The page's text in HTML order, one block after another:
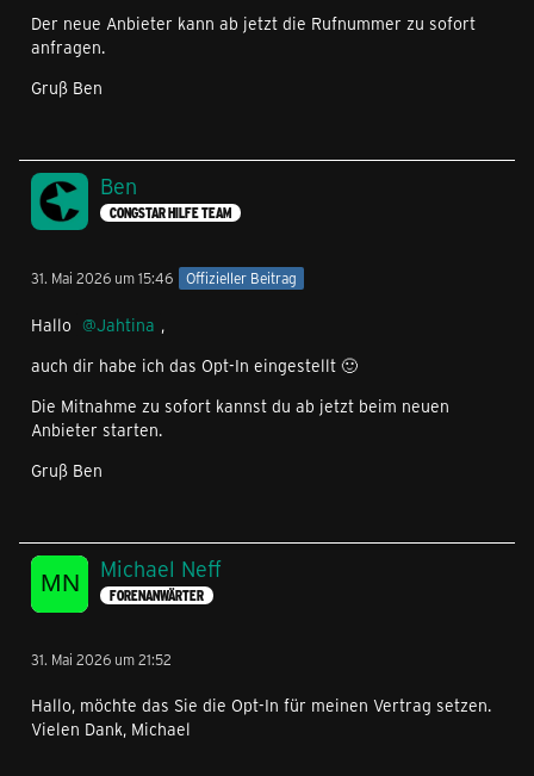
Der neue Anbieter kann ab jetzt die Rufnummer zu sofort
anfragen.
Gruß Ben
Ben
CONGSTAR HILFE TEAM
31. Mai 2026 um 15:46 Offizieller Beitrag
Hallo Jahtina ,
auch dir habe ich das Opt-In eingestellt 🙂
Die Mitnahme zu sofort kannst du ab jetzt beim neuen
Anbieter starten.
Gruß Ben
Michael Neff
FORENANWÄRTER
31. Mai 2026 um 21:52
Hallo, möchte das Sie die Opt-In für meinen Vertrag setzen.
Vielen Dank, Michael